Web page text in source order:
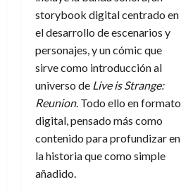
storybook digital centrado en
el desarrollo de escenarios y
personajes, y un cómic que
sirve como introducción al
universo de Live is Strange:
Reunion. Todo ello en formato
digital, pensado más como
contenido para profundizar en
la historia que como simple
añadido.